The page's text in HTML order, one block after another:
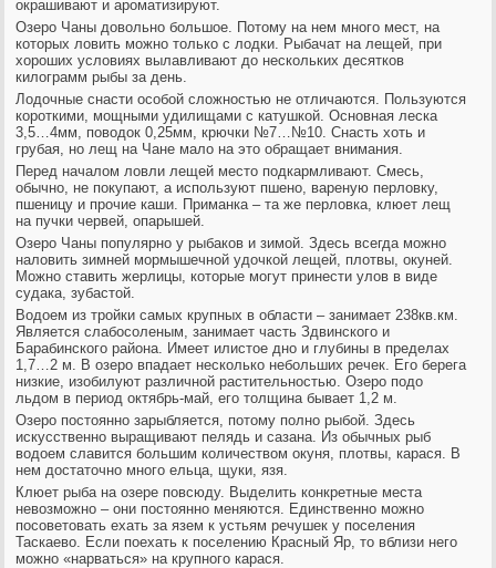
окрашивают и ароматизируют.
Озеро Чаны довольно большое. Потому на нем много мест, на
которых ловить можно только с лодки. Рыбачат на лещей, при
хороших условиях вылавливают до нескольких десятков
килограмм рыбы за день.
Лодочные снасти особой сложностью не отличаются. Пользуются
короткими, мощными удилищами с катушкой. Основная леска
3,5…4мм, поводок 0,25мм, крючки №7…№10. Снасть хоть и
грубая, но лещ на Чане мало на это обращает внимания.
Перед началом ловли лещей место подкармливают. Смесь,
обычно, не покупают, а используют пшено, вареную перловку,
пшеницу и прочие каши. Приманка – та же перловка, клюет лещ
на пучки червей, опарышей.
Озеро Чаны популярно у рыбаков и зимой. Здесь всегда можно
наловить зимней мормышечной удочкой лещей, плотвы, окуней.
Можно ставить жерлицы, которые могут принести улов в виде
судака, зубастой.
Водоем из тройки самых крупных в области – занимает 238кв.км.
Является слабосоленым, занимает часть Здвинского и
Барабинского района. Имеет илистое дно и глубины в пределах
1,7…2 м. В озеро впадает несколько небольших речек. Его берега
низкие, изобилуют различной растительностью. Озеро подо
льдом в период октябрь-май, его толщина бывает 1,2 м.
Озеро постоянно зарыбляется, потому полно рыбой. Здесь
искусственно выращивают пелядь и сазана. Из обычных рыб
водоем славится большим количеством окуня, плотвы, карася. В
нем достаточно много ельца, щуки, язя.
Клюет рыба на озере повсюду. Выделить конкретные места
невозможно – они постоянно меняются. Единственно можно
посоветовать ехать за язем к устьям речушек у поселения
Таскаево. Если поехать к поселению Красный Яр, то вблизи него
можно «нарваться» на крупного карася.